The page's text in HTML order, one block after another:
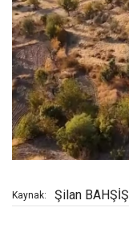
Kaynak: Şilan BAHŞİŞ